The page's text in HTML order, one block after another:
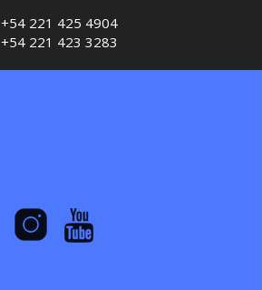
+54 221 425 4904
+54 221 423 3283